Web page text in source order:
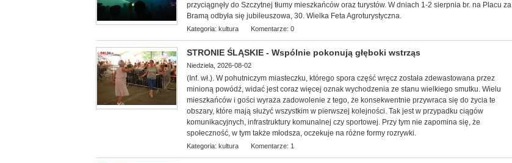
przyciągnęły do Szczytnej tłumy mieszkańców oraz turystów. W dniach 1-2 sierpnia br. na Placu za
Bramą odbyła się jubileuszowa, 30. Wielka Feta Agroturystyczna.
Kategoria: kultura Komentarze: 0
STRONIE ŚLĄSKIE - Wspólnie pokonują głęboki wstrząs
Niedziela, 2026-08-02
(Inf. wł.). W pohutniczym miasteczku, którego spora część wręcz została zdewastowana przez
minioną powódź, widać jest coraz więcej oznak wychodzenia ze stanu wielkiego smutku. Wielu
mieszkańców i gości wyraża zadowolenie z tego, że konsekwentnie przywraca się do życia te
obszary, które mają służyć wszystkim w pierwszej kolejności. Tak jest w przypadku ciągów
komunikacyjnych, infrastruktury komunalnej czy sportowej. Przy tym nie zapomina się, że
społeczność, w tym także młodsza, oczekuje na różne formy rozrywki.
Kategoria: kultura Komentarze: 1